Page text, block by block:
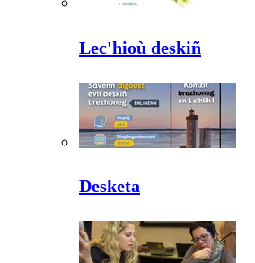
Lec'hioù deskiñ
Desketa